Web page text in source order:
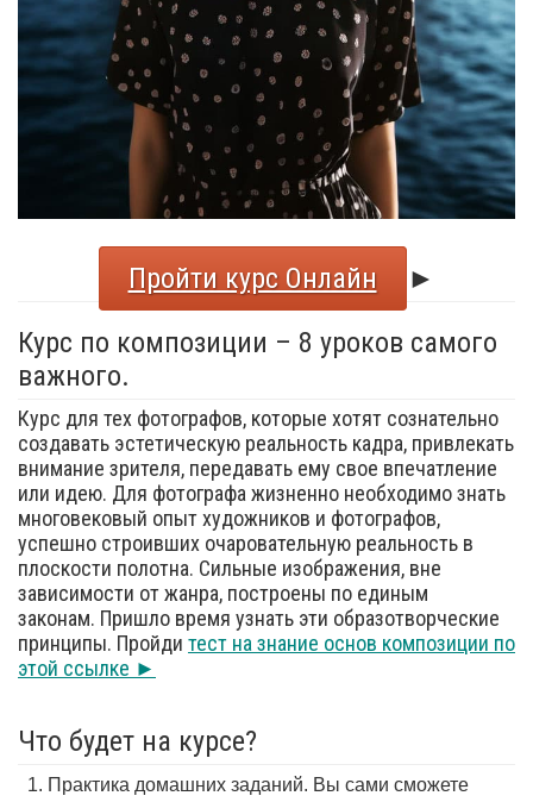
Пройти курс Онлайн
►
Курс по композиции – 8 уроков самого
важного.
Курс для тех фотографов, которые хотят сознательно
создавать эстетическую реальность кадра, привлекать
внимание зрителя, передавать ему свое впечатление
или идею. Для фотографа жизненно необходимо знать
многовековый опыт художников и фотографов,
успешно строивших очаровательную реальность в
плоскости полотна. Сильные изображения, вне
зависимости от жанра, построены по единым
законам. Пришло время узнать эти образотворческие
принципы. Пройди тест на знание основ композиции по
этой ссылке ►
Что будет на курсе?
Практика домашних заданий. Вы сами сможете